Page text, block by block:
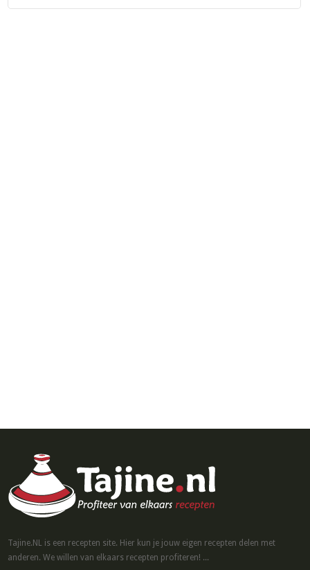
Tajine.NL is een recepten site. Hier kun je jouw eigen recepten delen met
anderen. We willen van elkaars recepten profiteren! ...